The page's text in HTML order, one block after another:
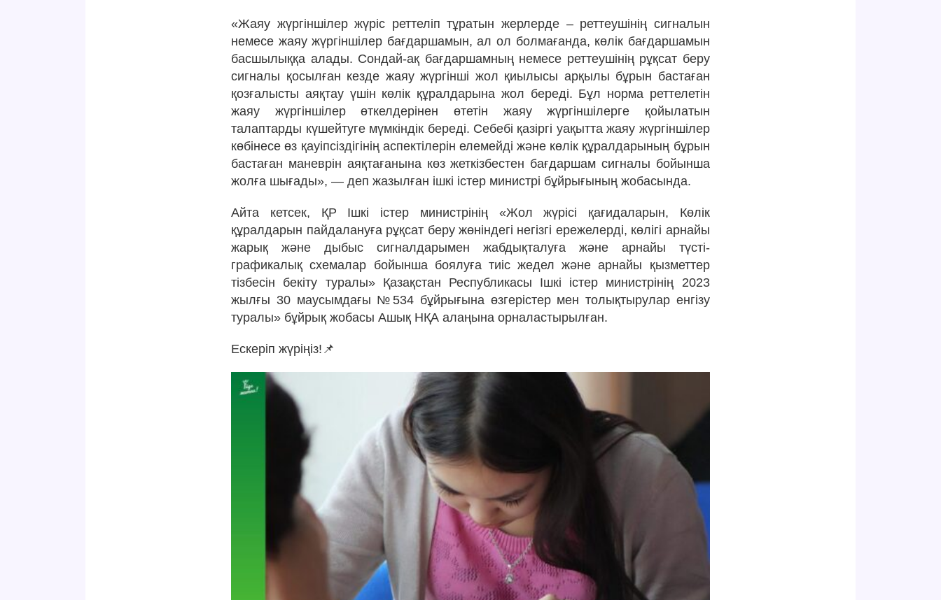
«Жаяу жүргіншілер жүріс реттеліп тұратын жерлерде – реттеушінің сигналын
немесе жаяу жүргіншілер бағдаршамын, ал ол болмағанда, көлік бағдаршамын
басшылыққа алады. Сондай-ақ бағдаршамның немесе реттеушінің рұқсат беру
сигналы қосылған кезде жаяу жүргінші жол қиылысы арқылы бұрын бастаған
қозғалысты аяқтау үшін көлік құралдарына жол береді. Бұл норма реттелетін
жаяу жүргіншілер өткелдерінен өтетін жаяу жүргіншілерге қойылатын
талаптарды күшейтуге мүмкіндік береді. Себебі қазіргі уақытта жаяу жүргіншілер
көбінесе өз қауіпсіздігінің аспектілерін елемейді және көлік құралдарының бұрын
бастаған маневрін аяқтағанына көз жеткізбестен бағдаршам сигналы бойынша
жолға шығады», — деп жазылған ішкі істер министрі бұйрығының жобасында.
Айта кетсек, ҚР Ішкі істер министрінің «Жол жүрісі қағидаларын, Көлік
құралдарын пайдалануға рұқсат беру жөніндегі негізгі ережелерді, көлігі арнайы
жарық және дыбыс сигналдарымен жабдықталуға және арнайы түсті-
графикалық схемалар бойынша боялуға тиіс жедел және арнайы қызметтер
тізбесін бекіту туралы» Қазақстан Республикасы Ішкі істер министрінің 2023
жылғы 30 маусымдағы №534 бұйрығына өзгерістер мен толықтырулар енгізу
туралы» бұйрық жобасы Ашық НҚА алаңына орналастырылған.
Ескеріп жүріңіз!📌